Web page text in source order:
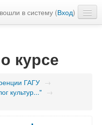
в систему (Вход)
курсе
ГАГУ →
культур..." →